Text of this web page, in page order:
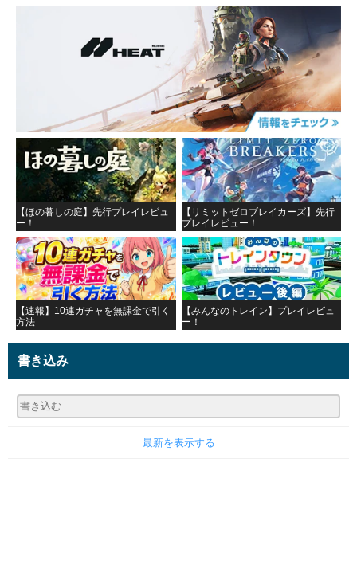
【ほの暮しの庭】先行プレイレビュ
ー！
【リミットゼロブレイカーズ】先行
プレイレビュー！
【速報】10連ガチャを無課金で引く
方法
【みんなのトレイン】プレイレビュ
ー！
書き込み
最新を表示する